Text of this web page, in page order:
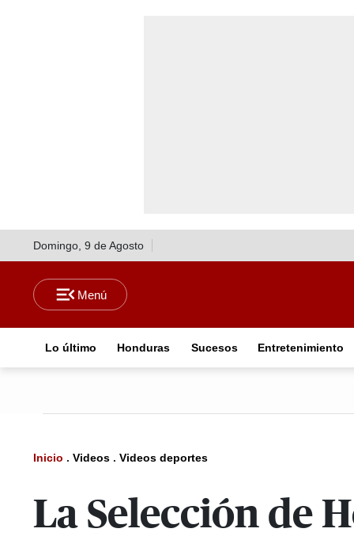
Domingo, 9 de Agosto
Lo último Honduras Sucesos Entretenimiento
Inicio . Videos . Videos deportes
La Selección de